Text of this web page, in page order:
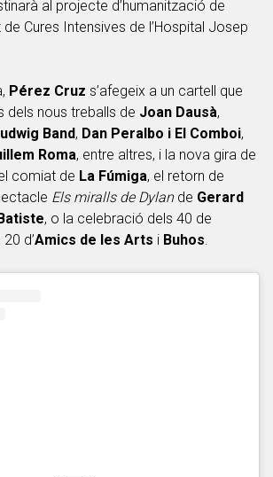
al projecte d’humanització de
de Cures Intensives de l’Hospital Josep
Pérez Cruz s’afegeix a un cartell que
dels nous treballs de Joan Dausà,
Band, Dan Peralbo i El Comboi,
Roma, entre altres, i la nova gira de
comiat de La Fúmiga, el retorn de
Els miralls de Dylande Gerard
, o la celebració dels 40 de
d’Amics de les Arts i Buhos.